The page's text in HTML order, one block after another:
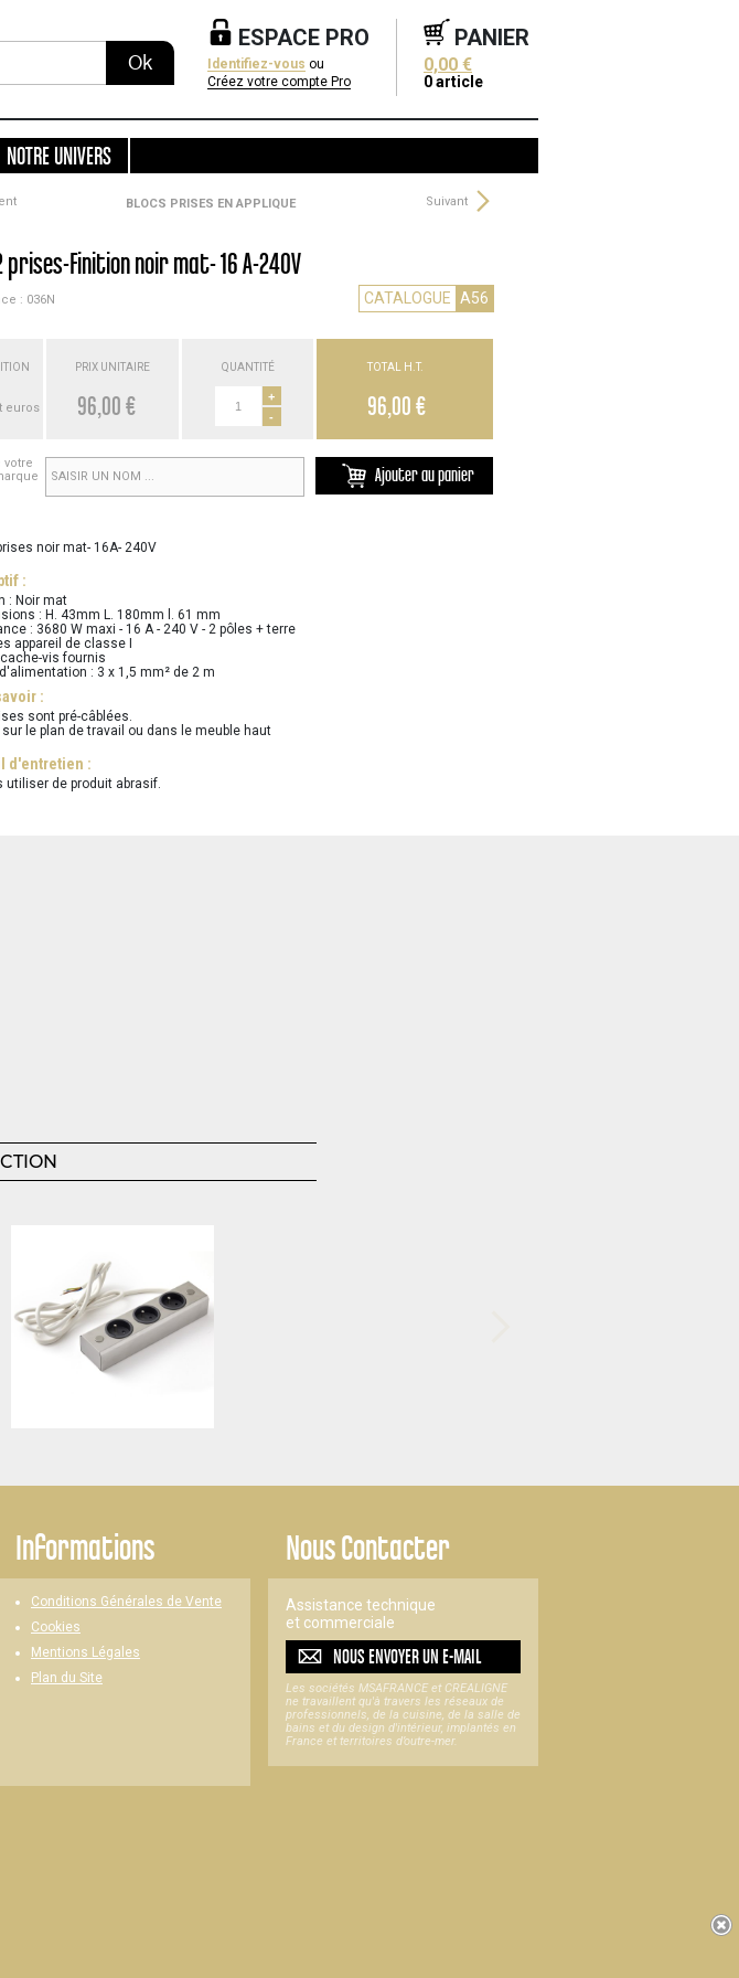
Ok
ESPACE PRO
Identifiez-vous ou
Créez votre compte Pro
PANIER
0,00 €
0article
NOTRE UNIVERS
BLOCS PRISES EN APPLIQUE Suivant
prises-Finition noir mat- 16 A-240V
: 036N CATALOGUE A56
euros
PRIX UNITAIRE
96,00 €
QUANTITÉ
+
-
TOTAL H.T.
96,00 €
votre
Ajouter au panier
noir mat- 16A- 240V
:
: Noir mat
: H. 43mm L. 180mm l. 61 mm
: 3680 W maxi - 16 A - 240 V - 2 pôles + terre
appareil de classe I
vis fournis
: 3 x 1,5 mm² de 2 m
:
sont pré-câblées.
sur le plan de travail ou dans le meuble haut
d'entretien :
utiliser de produit abrasif.
Informations
Conditions Générales de Vente
Cookies
Mentions Légales
Plan du Site
Nous Contacter
Assistance technique
et commerciale
NOUS ENVOYER UNE-MAIL
Les sociétés MSAFRANCE et CREALIGNE
ne travaillent qu'à travers les réseaux de
professionnels, de la cuisine, de la salle de
bains et du design d'intérieur, implantés en
France et territoires d’outre-mer.